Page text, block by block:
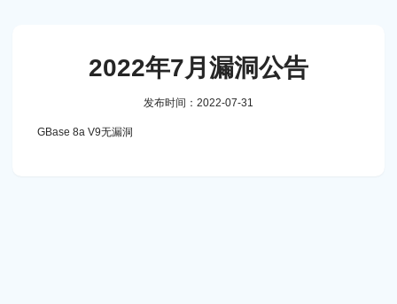
2022年7月漏洞公告
发布时间：2022-07-31
GBase 8a V9无漏洞